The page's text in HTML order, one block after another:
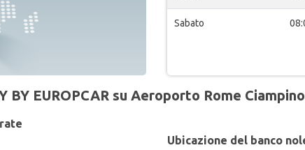
Sabato
BY EUROPCAR su Aeroporto Rome
Ubicazione del banco